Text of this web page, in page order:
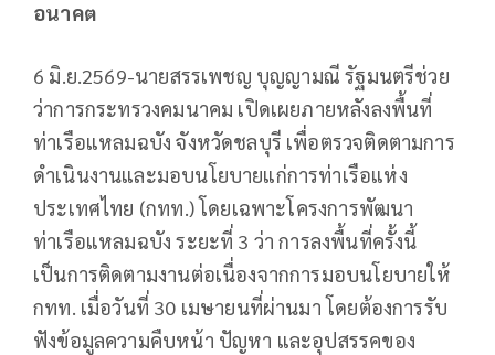
อนาคต
6 มิ.ย.2569-นายสรรเพชญ บุญญามณี รัฐมนตรีช่วย
ว่าการกระทรวงคมนาคม เปิดเผยภายหลังลงพื้นที่
ท่าเรือแหลมฉบัง จังหวัดชลบุรี เพื่อตรวจติดตามการ
ดำเนินงานและมอบนโยบายแก่การท่าเรือแห่ง
ประเทศไทย (กทท.) โดยเฉพาะโครงการพัฒนา
ท่าเรือแหลมฉบัง ระยะที่ 3 ว่า การลงพื้นที่ครั้งนี้
เป็นการติดตามงานต่อเนื่องจากการมอบนโยบายให้
กทท. เมื่อวันที่ 30 เมษายนที่ผ่านมา โดยต้องการรับ
ฟังข้อมูลความคืบหน้า ปัญหา และอุปสรรคของ